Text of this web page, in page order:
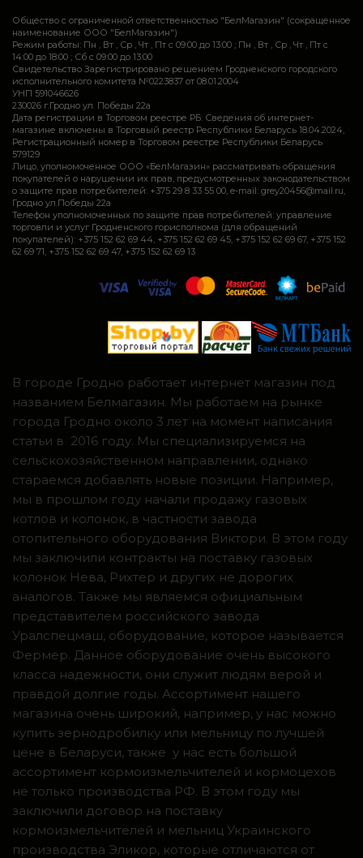
Общество с ограниченной ответственностью "БелМагазин" (сокращенное
наименование ООО "БелМагазин")
Режим работы: Пн , Вт , Ср , Чт , Пт c 09:00 до 13:00 ; Пн , Вт , Ср , Чт , Пт c
14:00 до 18:00 ; Сб c 09:00 до 13:00
Свидетельство Зарегистрировано решением Гродненского городского
исполнительного комитета №0223837 от 08.01.2004
УНП 591046626
230026 г.Гродно ул. Победы 22а
Дата регистрации в Торговом реестре РБ: Сведения об интернет-
магазине включены в Торговый реестр Республики Беларусь 18.04.2024,
Регистрационный номер в Торговом реестре Республики Беларусь
579129
Лицо, уполномоченное ООО «БелМагазин» рассматривать обращения
покупателей о нарушении их прав, предусмотренных законодательством
о защите прав потребителей: +375 29 8 33 55 00, e-mail: grey20456@mail.ru,
Гродно ул.Победы 22а
Телефон уполномоченных по защите прав потребителей: управление
торговли и услуг Гродненского горисполкома (для обращений
покупателей): +375 152 62 69 44, +375 152 62 69 45, +375 152 62 69 67, +375 152
62 69 71, +375 152 62 69 47, +375 152 62 69 13
В городе Гродно работает интернет магазин под
названием Белмагазин. Мы работаем на рынке
города Гродно около 3 лет на момент написания
статьи в 2016 году. Мы специализируемся на
сельскохозяйственном направлении, однако
стараемся добавлять новые позиции. Например,
мы в прошлом году начали продажу газовых
котлов и колонок, в частности завода
отопительного оборудования Виктори. В этом году
мы заключили контракты на поставку газовых
колонок Нева, Рихтер и других не дорогих
аналогов. Также мы являемся официальным
представителем российского завода
Уралспецмаш, оборудование, которое называется
Фермер. Данное оборудование очень высокого
класса надежности, они служит людям верой и
правдой долгие годы. Ассортимент нашего
магазина очень широкий, например, у нас можно
купить зернодробилку или мельницу по лучшей
цене в Беларуси, также у нас есть большой
ассортимент кормоизмельчителей и кормоцехов
не только производства РФ. В этом году мы
заключили договор на поставку
кормоизмельчителей и мельниц Украинского
производства Эликор, которые отличаются от